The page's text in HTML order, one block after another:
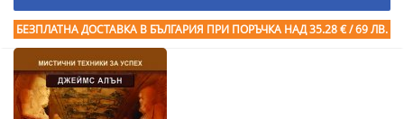
БЕЗПЛАТНА ДОСТАВКА В БЪЛГАРИЯ ПРИ ПОРЪЧКА НАД 35.28 € / 69 ЛВ.